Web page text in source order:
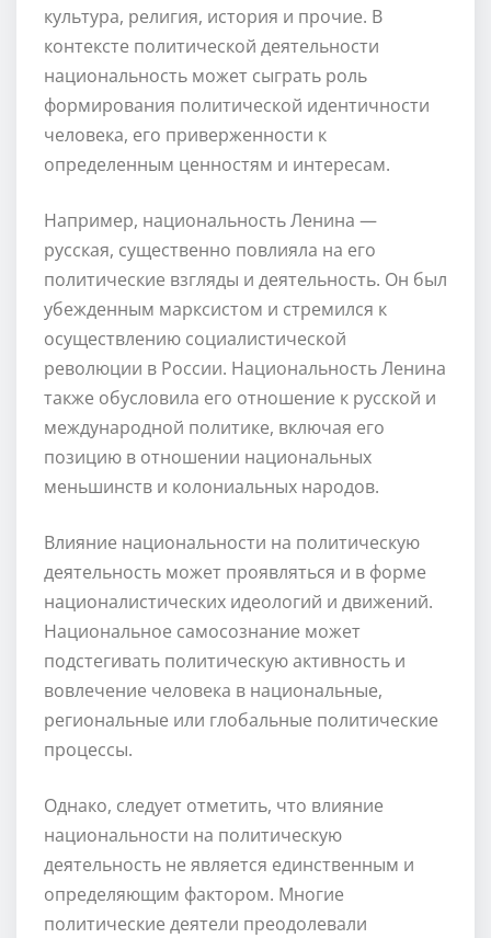
культура, религия, история и прочие. В
контексте политической деятельности
национальность может сыграть роль
формирования политической идентичности
человека, его приверженности к
определенным ценностям и интересам.
Например, национальность Ленина —
русская, существенно повлияла на его
политические взгляды и деятельность. Он был
убежденным марксистом и стремился к
осуществлению социалистической
революции в России. Национальность Ленина
также обусловила его отношение к русской и
международной политике, включая его
позицию в отношении национальных
меньшинств и колониальных народов.
Влияние национальности на политическую
деятельность может проявляться и в форме
националистических идеологий и движений.
Национальное самосознание может
подстегивать политическую активность и
вовлечение человека в национальные,
региональные или глобальные политические
процессы.
Однако, следует отметить, что влияние
национальности на политическую
деятельность не является единственным и
определяющим фактором. Многие
политические деятели преодолевали